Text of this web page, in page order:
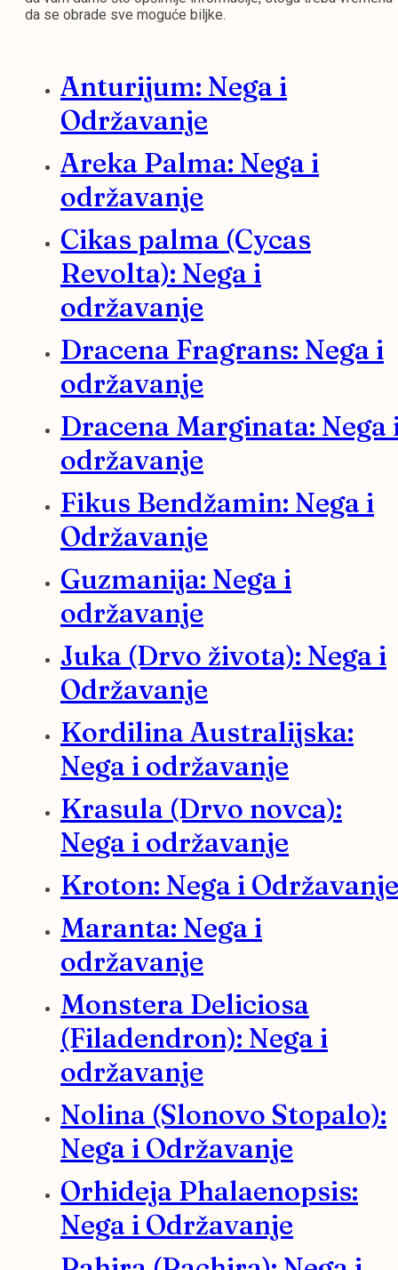
da se obrade sve moguće biljke.
Anturijum: Nega i
Održavanje
Areka Palma: Nega i
održavanje
Cikas palma (Cycas
Revolta): Nega i
održavanje
Dracena Fragrans: Nega i
održavanje
Dracena Marginata: Nega
održavanje
Fikus Bendžamin: Nega i
Održavanje
Guzmanija: Nega i
održavanje
Juka (Drvo života): Nega i
Održavanje
Kordilina Australijska:
Nega i održavanje
Krasula (Drvo novca):
Nega i održavanje
Kroton: Nega i Održavanje
Maranta: Nega i
održavanje
Monstera Deliciosa
(Filadendron): Nega i
održavanje
Nolina (Slonovo Stopalo):
Nega i Održavanje
Orhideja Phalaenopsis:
Nega i Održavanje